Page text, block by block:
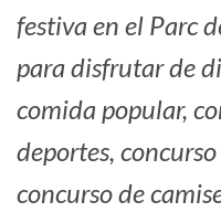
festiva en el Parc
para disfrutar de
comida popular,
deportes,
concurso de